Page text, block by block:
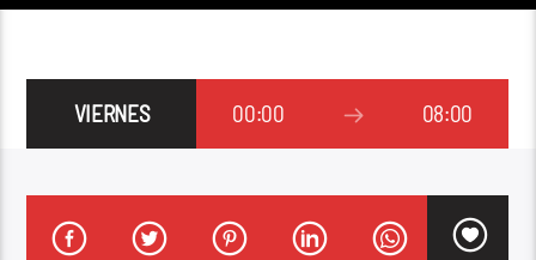
VIERNES 00:00 08:00